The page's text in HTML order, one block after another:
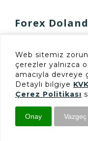
Forex
Forex
Yargı
Web sitemiz
çerezler yalnızca
amacıyla devreye
Detaylı bilgiye
Çerez Politikası
Onay Vazgeç